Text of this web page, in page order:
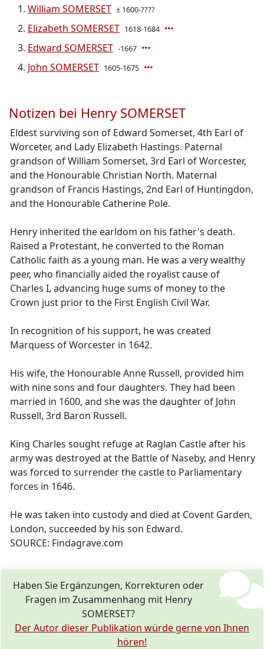
William SOMERSET ± 1600-????
Elizabeth SOMERSET 1618-1684
Edward SOMERSET -1667
John SOMERSET 1605-1675
Notizen bei Henry SOMERSET
Eldest surviving son of Edward Somerset, 4th Earl of
Worceter, and Lady Elizabeth Hastings. Paternal
grandson of William Somerset, 3rd Earl of Worcester,
and the Honourable Christian North. Maternal
grandson of Francis Hastings, 2nd Earl of Huntingdon,
and the Honourable Catherine Pole.
Henry inherited the earldom on his father's death.
Raised a Protestant, he converted to the Roman
Catholic faith as a young man. He was a very wealthy
peer, who financially aided the royalist cause of
Charles I, advancing huge sums of money to the
Crown just prior to the First English Civil War.
In recognition of his support, he was created
Marquess of Worcester in 1642.
His wife, the Honourable Anne Russell, provided him
with nine sons and four daughters. They had been
married in 1600, and she was the daughter of John
Russell, 3rd Baron Russell.
King Charles sought refuge at Raglan Castle after his
army was destroyed at the Battle of Naseby, and Henry
was forced to surrender the castle to Parliamentary
forces in 1646.
He was taken into custody and died at Covent Garden,
London, succeeded by his son Edward.
SOURCE: Findagrave.com
Haben Sie Ergänzungen, Korrekturen oder
Fragen im Zusammenhang mit Henry
SOMERSET?
Der Autor dieser Publikation würde gerne von Ihnen
hören!